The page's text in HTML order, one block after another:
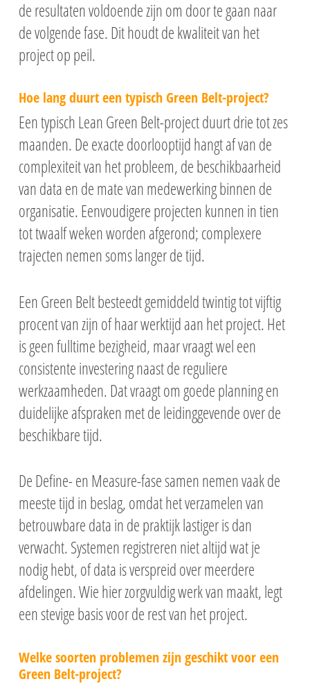
de resultaten voldoende zijn om door te gaan naar
de volgende fase. Dit houdt de kwaliteit van het
project op peil.
Hoe lang duurt een typisch Green Belt-project?
Een typisch Lean Green Belt-project duurt drie tot zes
maanden. De exacte doorlooptijd hangt af van de
complexiteit van het probleem, de beschikbaarheid
van data en de mate van medewerking binnen de
organisatie. Eenvoudigere projecten kunnen in tien
tot twaalf weken worden afgerond; complexere
trajecten nemen soms langer de tijd.
Een Green Belt besteedt gemiddeld twintig tot vijftig
procent van zijn of haar werktijd aan het project. Het
is geen fulltime bezigheid, maar vraagt wel een
consistente investering naast de reguliere
werkzaamheden. Dat vraagt om goede planning en
duidelijke afspraken met de leidinggevende over de
beschikbare tijd.
De Define- en Measure-fase samen nemen vaak de
meeste tijd in beslag, omdat het verzamelen van
betrouwbare data in de praktijk lastiger is dan
verwacht. Systemen registreren niet altijd wat je
nodig hebt, of data is verspreid over meerdere
afdelingen. Wie hier zorgvuldig werk van maakt, legt
een stevige basis voor de rest van het project.
Welke soorten problemen zijn geschikt voor een
Green Belt-project?